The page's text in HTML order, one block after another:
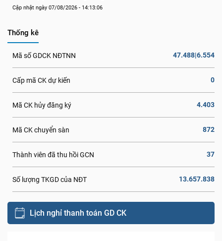
Cập nhật ngày 07/08/2026 - 14:13:06
Thống kê
Mã số GDCK NĐTNN 47.488|6.554
Cấp mã CK dự kiến 0
Mã CK hủy đăng ký 4.403
Mã CK chuyển sàn 872
Thành viên đã thu hồi GCN 37
Số lượng TKGD của NĐT 13.657.838
Lịch nghỉ thanh toán GD CK